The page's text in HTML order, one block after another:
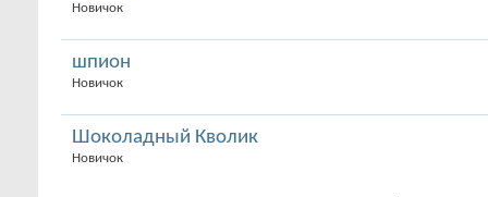
Новичок
шпион
Новичок
Шоколадный Кволик
Новичок